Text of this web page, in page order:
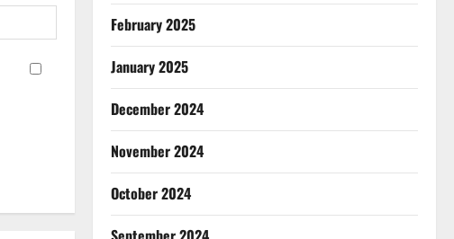
February 2025
January 2025
December 2024
November 2024
October 2024